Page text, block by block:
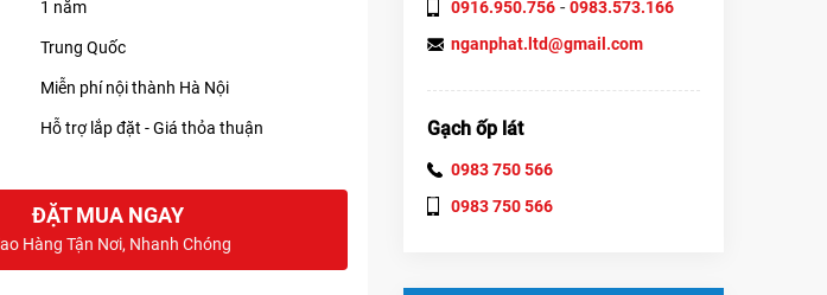
1 năm
Trung Quốc
Miễn phí nội thành Hà Nội
Hỗ trợ lắp đặt - Giá thỏa thuận
ĐẶT MUA NGAY
Hàng Tận Nơi, Nhanh Chóng
0916.950.756 - 0983.573.166
nganphat.ltd@gmail.com
Gạch ốp lát
0983 750 566
0983 750 566